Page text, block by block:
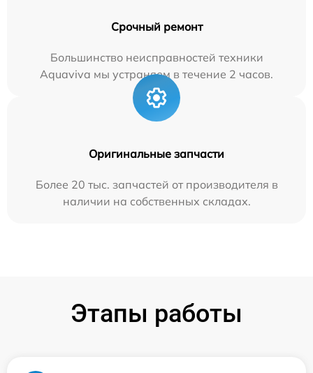
Срочный ремонт
Большинство неисправностей техники
Aquaviva мы устраняем в течение 2 часов.
Оригинальные запчасти
Более 20 тыс. запчастей от производителя в
наличии на собственных складах.
Этапы работы